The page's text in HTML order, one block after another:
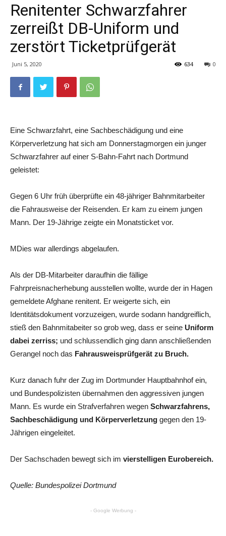
Renitenter Schwarzfahrer
zerreißt DB-Uniform und
zerstört Ticketprüfgerät
Juni 5, 2020 0
634
Eine Schwarzfahrt, eine Sachbeschädigung und eine
Körperverletzung hat sich am Donnerstagmorgen ein junger
Schwarzfahrer auf einer S-Bahn-Fahrt nach Dortmund
geleistet:
Gegen 6 Uhr früh überprüfte ein 48-jähriger Bahnmitarbeiter
die Fahrausweise der Reisenden. Er kam zu einem jungen
Mann. Der 19-Jährige zeigte ein Monatsticket vor.
MDies war allerdings abgelaufen.
Als der DB-Mitarbeiter daraufhin die fällige
Fahrpreisnacherhebung ausstellen wollte, wurde der in Hagen
gemeldete Afghane renitent. Er weigerte sich, ein
Identitätsdokument vorzuzeigen, wurde sodann handgreiflich,
stieß den Bahnmitabeiter so grob weg, dass er seine Uniform
dabei zerriss; und schlussendlich ging dann anschließenden
Gerangel noch das Fahrausweisprüfgerät zu Bruch.
Kurz danach fuhr der Zug im Dortmunder Hauptbahnhof ein,
und Bundespolizisten übernahmen den aggressiven jungen
Mann. Es wurde ein Strafverfahren wegen Schwarzfahrens,
Sachbeschädigung und Körperverletzung gegen den 19-
Jährigen eingeleitet.
Der Sachschaden bewegt sich im vierstelligen Eurobereich.
Quelle: Bundespolizei Dortmund
- Google Werbung -